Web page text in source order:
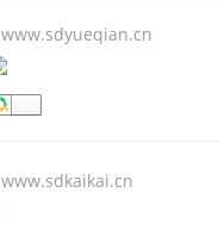
www.sdyueqian.cn
www.sdkaikai.cn